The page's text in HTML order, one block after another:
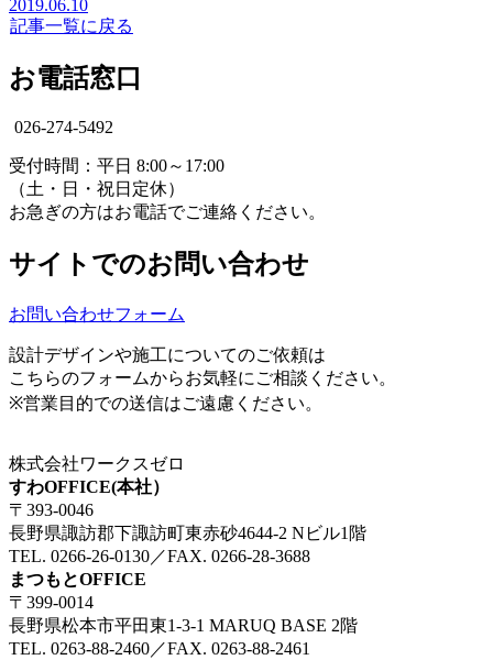
2019.06.10
記事一覧に戻る
お電話窓口
026-274-5492
受付時間：平日 8:00～17:00
（土・日・祝日定休）
お急ぎの方はお電話でご連絡ください。
サイトでのお問い合わせ
お問い合わせフォーム
設計デザインや施工についてのご依頼は
こちらのフォームからお気軽にご相談ください。
※営業目的での送信はご遠慮ください。
株式会社ワークスゼロ
すわOFFICE(本社）
〒393-0046
長野県諏訪郡下諏訪町東赤砂4644-2 Nビル1階
TEL. 0266-26-0130／FAX. 0266-28-3688
まつもとOFFICE
〒399-0014
長野県松本市平田東1-3-1 MARUQ BASE 2階
TEL. 0263-88-2460／FAX. 0263-88-2461